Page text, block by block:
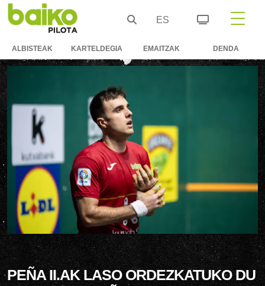
ES
ALBISTEAK KARTELDEGIA EMAITZAK DENDA
PEÑA II.AK LASO ORDEZKATUKO DU